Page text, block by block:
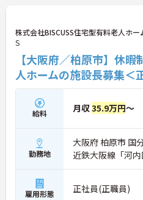
株式会社BISCUSS住宅型有料老人ホー
S
【大阪府／柏原市】休
人ホームの施設長募集＜
給料 月収35.9万円～
勤務地
大阪府 柏原市 国
近鉄大阪線「河
雇用形態 正社員(正職員)